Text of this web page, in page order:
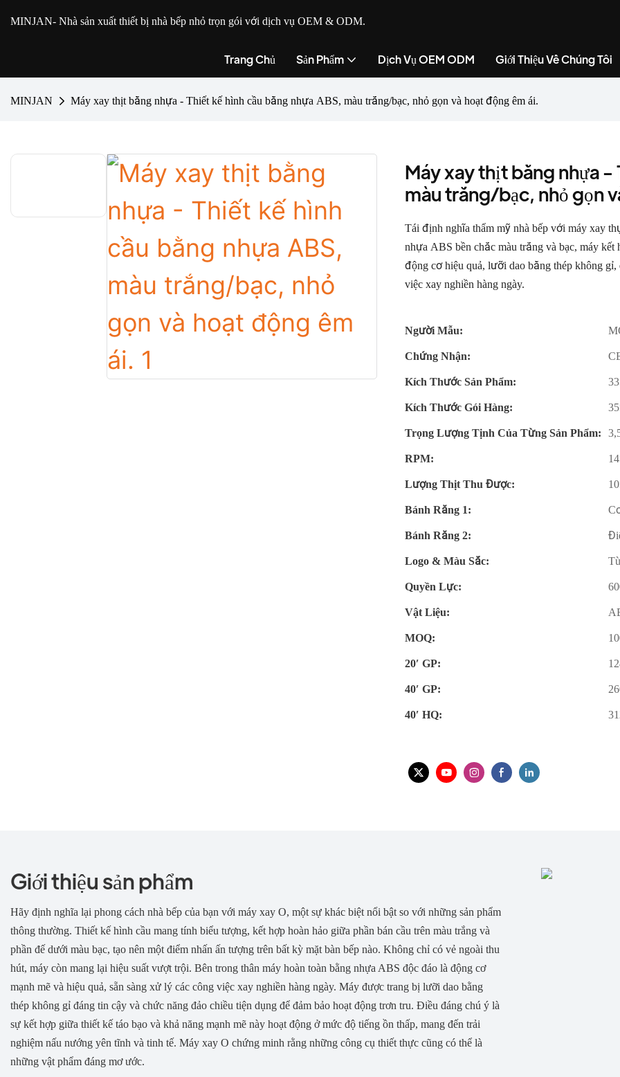
MINJAN- Nhà sản xuất thiết bị nhà bếp nhỏ trọn gói với dịch vụ OEM & ODM.
Trang Chủ Sản Phẩm Dịch Vụ OEM ODM Giới Thiệu Về Chúng Tôi
MINJAN Máy xay thịt bằng nhựa - Thiết kế hình cầu bằng nhựa ABS, màu trắng/bạc, nhỏ gọn và hoạt động êm ái.
Máy xay thịt bằng nhựa -
màu trắng/bạc, nhỏ gọn
Tái định nghĩa thẩm mỹ nhà bếp với máy xay
nhựa ABS bền chắc màu trắng và bạc, máy
động cơ hiệu quả, lưỡi dao bằng thép không
việc xay nghiền hàng ngày.
Người Mẫu:
Chứng Nhận:
Kích Thước Sản Phẩm:
Kích Thước Gói Hàng:
Trọng Lượng Tịnh Của Từng Sản Phẩm:
RPM:
Lượng Thịt Thu Được:
Bánh Răng 1:
Bánh Răng 2:
Logo & Màu Sắc:
Quyền Lực:
Vật Liệu:
MOQ:
20′ GP:
40′ GP:
40′ HQ:
Giới thiệu sản phẩm
Hãy định nghĩa lại phong cách nhà bếp của bạn với máy xay O, một sự khác biệt nổi bật so với những sản phẩm
thông thường. Thiết kế hình cầu mang tính biểu tượng, kết hợp hoàn hảo giữa phần bán cầu trên màu trắng và
phần đế dưới màu bạc, tạo nên một điểm nhấn ấn tượng trên bất kỳ mặt bàn bếp nào. Không chỉ có vẻ ngoài thu
hút, máy còn mang lại hiệu suất vượt trội. Bên trong thân máy hoàn toàn bằng nhựa ABS độc đáo là động cơ
mạnh mẽ và hiệu quả, sẵn sàng xử lý các công việc xay nghiền hàng ngày. Máy được trang bị lưỡi dao bằng
thép không gỉ đáng tin cậy và chức năng đảo chiều tiện dụng để đảm bảo hoạt động trơn tru. Điều đáng chú ý là
sự kết hợp giữa thiết kế táo bạo và khả năng mạnh mẽ này hoạt động ở mức độ tiếng ồn thấp, mang đến trải
nghiệm nấu nướng yên tĩnh và tinh tế. Máy xay O chứng minh rằng những công cụ thiết thực cũng có thể là
những vật phẩm đáng mơ ước.